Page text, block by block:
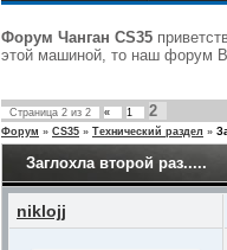
Форум Чанган CS35
этой машиной, то наш форум
Страница 2 из 2 « 1 2
Форум » CS35 » Технический раздел »
Заглохла второй раз.....
niklojj